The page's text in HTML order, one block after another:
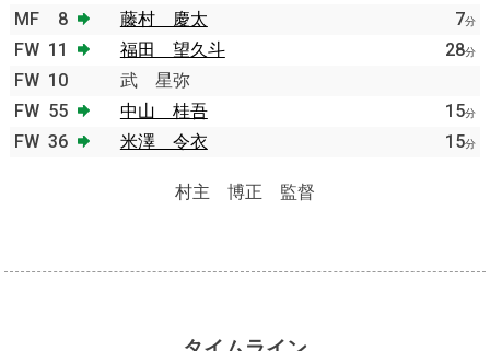
MF 8 藤村 慶太 7分
FW 11 福田 望久斗 28分
FW 10
武 星弥
FW 55 中山 桂吾 15分
FW 36 米澤 令衣 15分
村主 博正 監督